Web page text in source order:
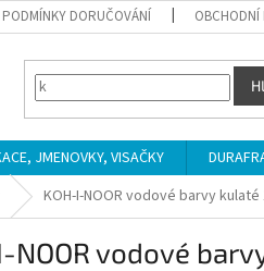
PODMÍNKY DORUČOVÁNÍ
JMENOVKY, VISAČKY
KOH-I-NOOR vodové barvy
NOOR vodové